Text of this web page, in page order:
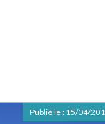
Publié le : 15/04/